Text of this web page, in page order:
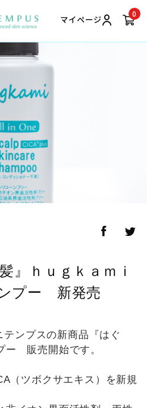
マイページ
0
』ｈｕｇｋａｍｉ
プー 新発売
ンプスの新商品『はぐ
ー 販売開始です。
（ツボクサエキス）を新規